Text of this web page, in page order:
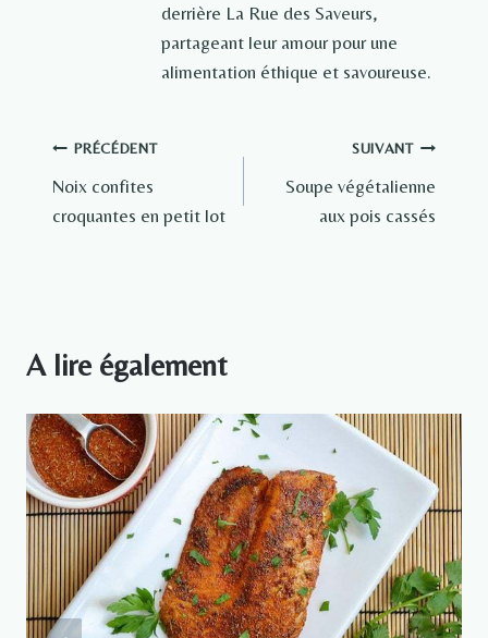
derrière La Rue des Saveurs,
partageant leur amour pour une
alimentation éthique et savoureuse.
Navigation
de
PRÉCÉDENT
Noix confites
croquantes en petit lot
SUIVANT
Soupe végétalienne
aux pois cassés
A lire également